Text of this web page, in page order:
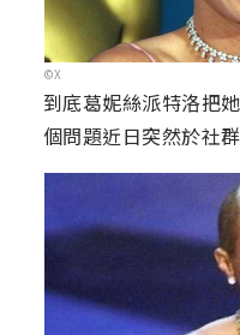
©X
到底葛妮絲派特洛把
個問題近日突然於社